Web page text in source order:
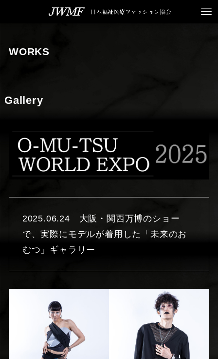
WORKS
Gallery
2025.06.24 大阪・関西万博のショー
で、実際にモデルが着用した「未来のお
むつ」ギャラリー